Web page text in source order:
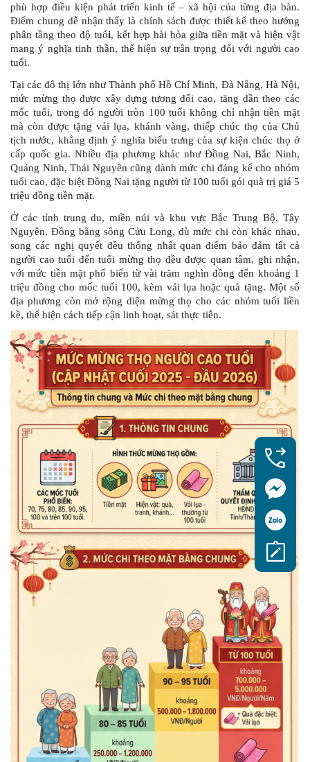
phù hợp điều kiện phát triển kinh tế – xã hội của từng địa bàn.
Điểm chung dễ nhận thấy là chính sách được thiết kế theo hướng
phân tầng theo độ tuổi, kết hợp hài hòa giữa tiền mặt và hiện vật
mang ý nghĩa tinh thần, thể hiện sự trân trọng đối với người cao
tuổi.
Tại các đô thị lớn như Thành phố Hồ Chí Minh, Đà Nẵng, Hà Nội,
mức mừng thọ được xây dựng tương đối cao, tăng dần theo các
mốc tuổi, trong đó người tròn 100 tuổi không chỉ nhận tiền mặt
mà còn được tặng vải lụa, khánh vàng, thiếp chúc thọ của Chủ
tịch nước, khẳng định ý nghĩa biểu trưng của sự kiện chúc thọ ở
cấp quốc gia. Nhiều địa phương khác như Đồng Nai, Bắc Ninh,
Quảng Ninh, Thái Nguyên cũng dành mức chi đáng kể cho nhóm
tuổi cao, đặc biệt Đồng Nai tặng người từ 100 tuổi gói quà trị giá 5
triệu đồng tiền mặt.
Ở các tỉnh trung du, miền núi và khu vực Bắc Trung Bộ, Tây
Nguyên, Đồng bằng sông Cửu Long, dù mức chi còn khác nhau,
song các nghị quyết đều thống nhất quan điểm bảo đảm tất cả
người cao tuổi đến tuổi mừng thọ đều được quan tâm, ghi nhận,
với mức tiền mặt phổ biến từ vài trăm nghìn đồng đến khoảng 1
triệu đồng cho mốc tuổi 100, kèm vải lụa hoặc quà tặng. Một số
địa phương còn mở rộng diện mừng thọ cho các nhóm tuổi liền
kề, thể hiện cách tiếp cận linh hoạt, sát thực tiễn.